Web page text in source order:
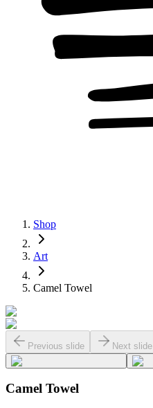
Shop
Art
Camel Towel
Previous slide Next slide
Camel Towel